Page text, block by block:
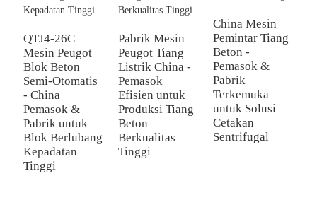
QTJ4-26C
Mesin Peugot
Blok Beton
Semi-Otomatis
- China
Pemasok &
Pabrik untuk
Blok Berlubang
Kepadatan
Tinggi
Pabrik Mesin
Peugot Tiang
Listrik China -
Pemasok
Efisien untuk
Produksi Tiang
Beton
Berkualitas
Tinggi
China Mesin
Pemintar Tiang
Beton -
Pemasok &
Pabrik
Terkemuka
untuk Solusi
Cetakan
Sentrifugal